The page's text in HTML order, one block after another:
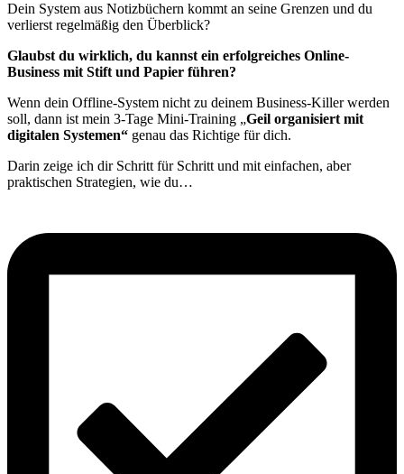
Dein System aus Notizbüchern kommt an seine Grenzen und du
verlierst regelmäßig den Überblick?
Glaubst du wirklich, du kannst ein erfolgreiches Online-
Business mit Stift und Papier führen?
Wenn dein Offline-System nicht zu deinem Business-Killer werden
soll, dann ist mein 3-Tage Mini-Training „Geil organisiert mit
digitalen Systemen“ genau das Richtige für dich.
Darin zeige ich dir Schritt für Schritt und mit einfachen, aber
praktischen Strategien, wie du…